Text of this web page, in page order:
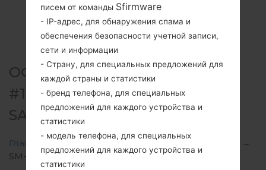
ОФИЦИАЛЬНАЯ ПРОШИВКА
#133291 ДЛЯ SM-J710MN -
SAMSUNGGALAXY J7 2016
Главная → Galaxy J7 2016 SamsungSM-J710MN
→
SM-J710MN_1_20200201020454_ur8m2v1j3d.zip
писем от команды Sfirmware
- IP-адрес, для обнаружения спама и
обеспечения безопасности учетной записи,
сети и информации
- Страну, для специальных предложений для
каждой страны и статистики
- бренд телефона, для специальных
предложений для каждого устройства и
статистики
- модель телефона, для специальных
предложений для каждого устройства и
статистики